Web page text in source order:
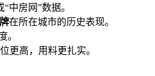
中房网”数据。
在所在城市的历史表现。
。
更高，用料更扎实。